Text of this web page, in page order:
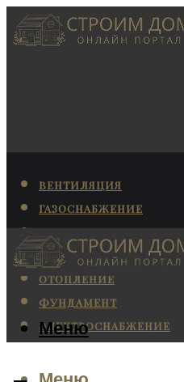
ВЕНТИЛЯЦИЯ
ГАЗОСНАБЖЕНИЕ
КАНАЛИЗАЦИЯ
ОТОПЛЕНИЕ
ФУНДАМЕНТ
ЭЛЕКТРОСНАБЖЕНИЕ
Меню